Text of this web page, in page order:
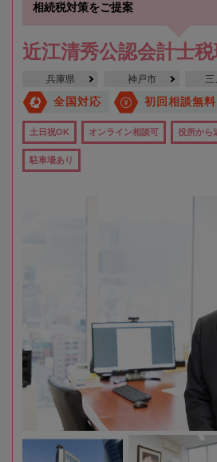
相続税対策をご提案
近江清秀公認会計士
兵庫県 神戸市 三
全国対応 初回相談無料
土日祝OK オンライン相談可 役所から
駐車場あり